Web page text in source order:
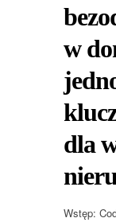
w
dla
Wstęp: